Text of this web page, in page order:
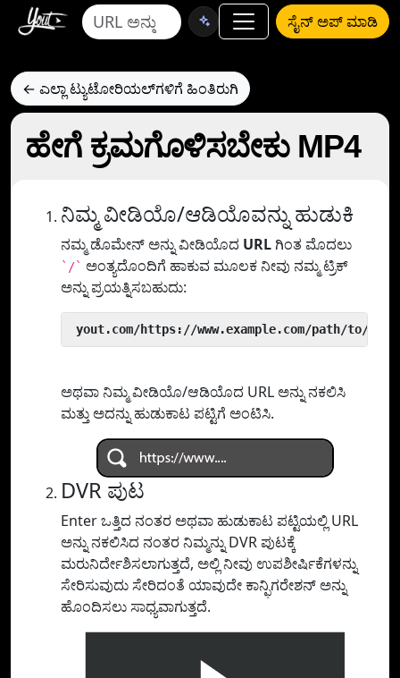
ಸೈನ್ ಅಪ್ ಮಾಡಿ
← ಎಲ್ಲಾ ಟ್ಯುಟೋರಿಯಲ್‌ಗಳಿಗೆ ಹಿಂತಿರುಗಿ
ಹೇಗೆ ಕ್ರಮಗೊಳಿಸಬೇಕು MP4
ನಿಮ್ಮ ವೀಡಿಯೊ/ಆಡಿಯೊವನ್ನು ಹುಡುಕಿ
ನಮ್ಮ ಡೊಮೇನ್ ಅನ್ನು ವೀಡಿಯೊದ URL ಗಿಂತ ಮೊದಲು
`/` ಅಂತ್ಯದೊಂದಿಗೆ ಹಾಕುವ ಮೂಲಕ ನೀವು ನಮ್ಮ ಟ್ರಿಕ್
ಅನ್ನು ಪ್ರಯತ್ನಿಸಬಹುದು:
yout.com/https://www.example.com/path/to/
ಅಥವಾ ನಿಮ್ಮ ವೀಡಿಯೊ/ಆಡಿಯೊದ URL ಅನ್ನು ನಕಲಿಸಿ
ಮತ್ತು ಅದನ್ನು ಹುಡುಕಾಟ ಪಟ್ಟಿಗೆ ಅಂಟಿಸಿ.
DVR ಪುಟ
Enter ಒತ್ತಿದ ನಂತರ ಅಥವಾ ಹುಡುಕಾಟ ಪಟ್ಟಿಯಲ್ಲಿ URL
ಅನ್ನು ನಕಲಿಸಿದ ನಂತರ ನಿಮ್ಮನ್ನು DVR ಪುಟಕ್ಕೆ
ಮರುನಿರ್ದೇಶಿಸಲಾಗುತ್ತದೆ, ಅಲ್ಲಿ ನೀವು ಉಪಶೀರ್ಷಿಕೆಗಳನ್ನು
ಸೇರಿಸುವುದು ಸೇರಿದಂತೆ ಯಾವುದೇ ಕಾನ್ಫಿಗರೇಶನ್ ಅನ್ನು
ಹೊಂದಿಸಲು ಸಾಧ್ಯವಾಗುತ್ತದೆ.